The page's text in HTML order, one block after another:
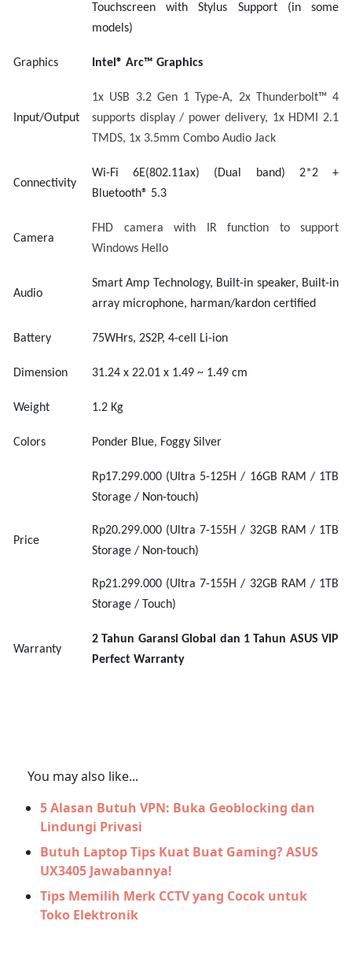
Touchscreen with Stylus Support (in some
models)
Graphics Intel® Arc™ Graphics
Input/Output
1x USB 3.2 Gen 1 Type-A, 2x Thunderbolt™ 4
supports display / power delivery, 1x HDMI 2.1
TMDS, 1x 3.5mm Combo Audio Jack
Connectivity
Wi-Fi 6E(802.11ax) (Dual band) 2*2 +
Bluetooth® 5.3
Camera
FHD camera with IR function to support
Windows Hello
Audio
Smart Amp Technology, Built-in speaker, Built-in
array microphone, harman/kardon certified
Battery 75WHrs, 2S2P, 4-cell Li-ion
Dimension 31.24 x 22.01 x 1.49 ~ 1.49 cm
Weight 1.2 Kg
Colors Ponder Blue, Foggy Silver
Price
Rp17.299.000 (Ultra 5-125H / 16GB RAM / 1TB
Storage / Non-touch)
Rp20.299.000 (Ultra 7-155H / 32GB RAM / 1TB
Storage / Non-touch)
Rp21.299.000 (Ultra 7-155H / 32GB RAM / 1TB
Storage / Touch)
Warranty
2Tahun GaransiG lobal
dan 1 Tahun ASUS VIP
Perfect Warranty
You may also like...
5 Alasan Butuh VPN: Buka Geoblocking dan
Lindungi Privasi
Butuh Laptop Tips Kuat Buat Gaming? ASUS
UX3405 Jawabannya!
Tips Memilih Merk CCTV yang Cocok untuk
Toko Elektronik